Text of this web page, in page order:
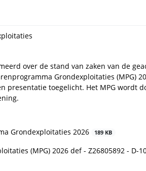
over de stand van zaken van de
Grondexploitaties (MPG)
presentatie toegelicht. Het MPG wordt
Grondexploitaties 2026
189 KB
(MPG) 2026 def - Z26805892 - D-